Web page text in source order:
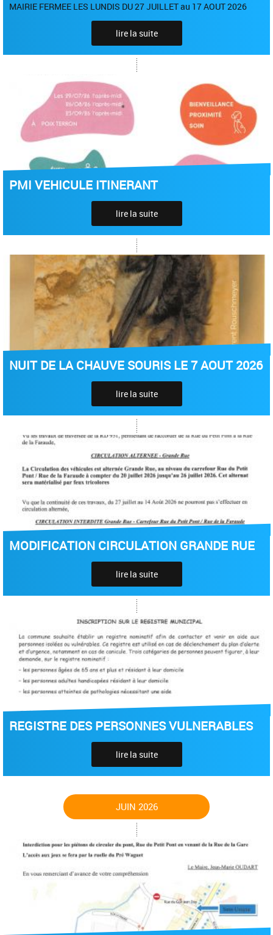
MAIRIE FERMEE LES LUNDIS DU 27 JUILLET au 17 AOUT 2026
lire la suite
PMI VEHICULE ITINERANT
lire la suite
NUIT DE LA CHAUVE SOURIS LE 7 AOUT 2026
lire la suite
MODIFICATION CIRCULATION GRANDE RUE
lire la suite
REGISTRE DES PERSONNES VULNERABLES
lire la suite
JUIN 2026